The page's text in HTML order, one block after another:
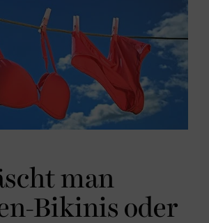
man
Bikinis oder